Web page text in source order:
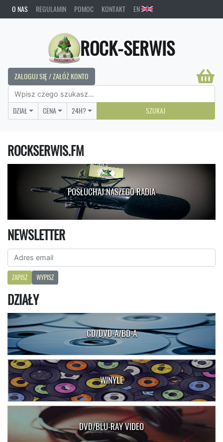
O NAS REGULAMIN POMOC KONTAKT EN
ROCK-SERWIS
ZALOGUJ SIĘ / ZAŁÓŻ KONTO
DZIAŁ CENA 24H? SZUKAJ
ROCKSERWIS.FM
POSŁUCHAJ NASZEGO RADIA
NEWSLETTER
ZAPISZ WYPISZ
DZIAŁY
CD/DVD-A/BD-A
WINYLE
DVD/BLU-RAY VIDEO